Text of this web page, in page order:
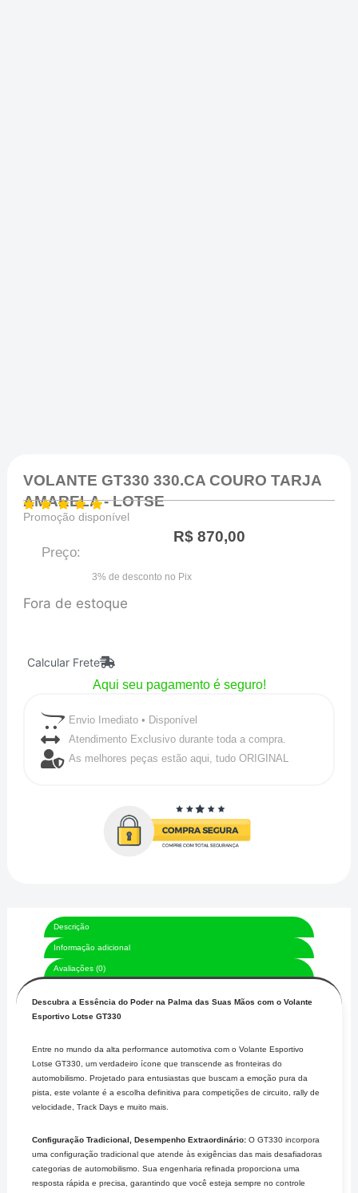
VOLANTE GT330 330.CA COURO TARJA
AMARELA - LOTSE
Promoção disponível
Preço:
R$870,00
3% de desconto no Pix
Fora de estoque
Calcular Frete
Aqui seu pagamento é seguro!
Envio Imediato • Disponível
Atendimento Exclusivo durante toda a compra.
As melhores peças estão aqui, tudo ORIGINAL
Descrição
Informação adicional
Avaliações (0)
Descubra a Essência do Poder na Palma das Suas Mãos com o Volante
Esportivo Lotse GT330
Entre no mundo da alta performance automotiva com o Volante Esportivo
Lotse GT330, um verdadeiro ícone que transcende as fronteiras do
automobilismo. Projetado para entusiastas que buscam a emoção pura da
pista, este volante é a escolha definitiva para competições de circuito, rally de
velocidade, Track Days e muito mais.
Configuração Tradicional, Desempenho Extraordinário: O GT330 incorpora
uma configuração tradicional que atende às exigências das mais desafiadoras
categorias de automobilismo. Sua engenharia refinada proporciona uma
resposta rápida e precisa, garantindo que você esteja sempre no controle